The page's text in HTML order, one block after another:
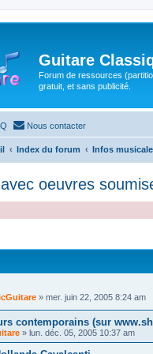
Guitare
Forum de ressources
gratuit, et sans publicité.
Nous contacter
Index du forum Infos
oeuvres
» mer. juin 22, 2005 8:24 am
contemporains (sur
» lun. déc. 05, 2005 10:37 am